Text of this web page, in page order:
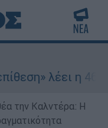
λέει η
την Καλντέρα: Η